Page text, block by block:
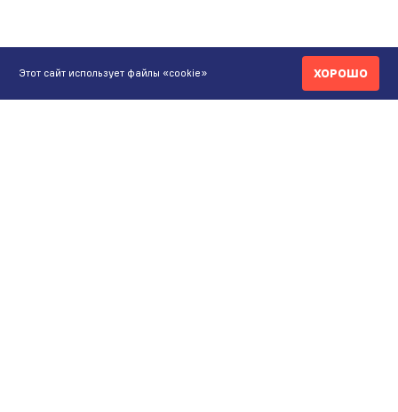
Этот сайт использует файлы «cookie» ХОРОШО